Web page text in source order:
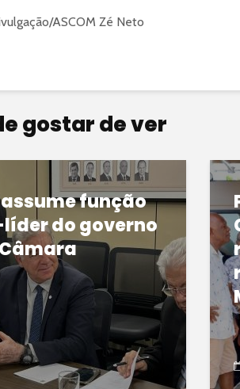
ASCOM Zé Neto
gostar de ver
assume função
do governo